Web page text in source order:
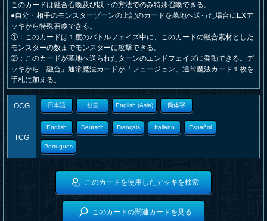
このカードは融合召喚及び以下の方法でのみ特殊召喚できる。
●自分・相手のモンスターゾーンの上記のカードを墓地へ送った場合にEXデ
ッキから特殊召喚できる。
①：このカードは１度のバトルフェイズ中に、このカードの融合素材とした
モンスターの数までモンスターに攻撃できる。
②：このカードが墓地へ送られたターンのエンドフェイズに発動できる。デ
ッキから「融合」通常魔法カードか「フュージョン」通常魔法カード１枚を
手札に加える。
OCG 日本語 한글 English (Asia) 簡体字
TCG
English Deutsch Français Italiano Español
Portugues
このカードを使用したデッキを検索
このカードの関連カードを見る